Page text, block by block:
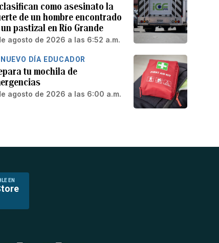
como asesinato la
de un hombre encontrado
un pastizal en Río Grande
agosto de 2026 a las 6:52 a.m.
NUEVO DÍA EDUCADOR
tu mochila de
agosto de 2026 a las 6:00 a.m.
EN